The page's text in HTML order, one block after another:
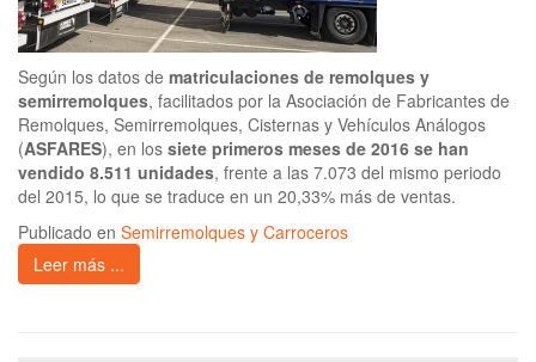
Según los datos de matriculaciones de remolques y
semirremolques, facilitados por la Asociación de Fabricantes de
Remolques, Semirremolques, Cisternas y Vehículos Análogos
(ASFARES), en los siete primeros meses de 2016 se han
vendido 8.511 unidades, frente a las 7.073 del mismo periodo
del 2015, lo que se traduce en un 20,33% más de ventas.
Publicado en Semirremolques y Carroceros
Leer más ...